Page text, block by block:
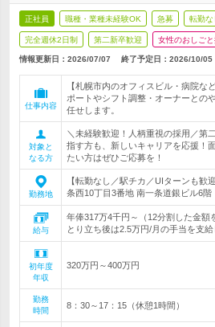
正社員 職種・業種未経験OK 急募 転勤な
完全週休2日制 第二新卒歓迎 女性のおしご
情報更新日：2026/07/07 終了予定日： 2026/10/05
仕事内容
【札幌市内のオフィスビル・病院な
ポートやシフト調整・オーナーとの
任せします。
対象と
なる方
＼未経験歓迎！人柄重視の採用／第
指す方も、新しいキャリアを応援！
たい方はぜひご応募を！
勤務地
【転勤なし／駅チカ／UIターンも歓
条西10丁目3番地 南一条道銀ビル6階
給与
年俸317万4千円～（12分割した金
とり立ち後は2.5万円/月の手当を支
初年度
年収
320万円～400万円
勤務
時間
8：30～17：15（休憩1時間）